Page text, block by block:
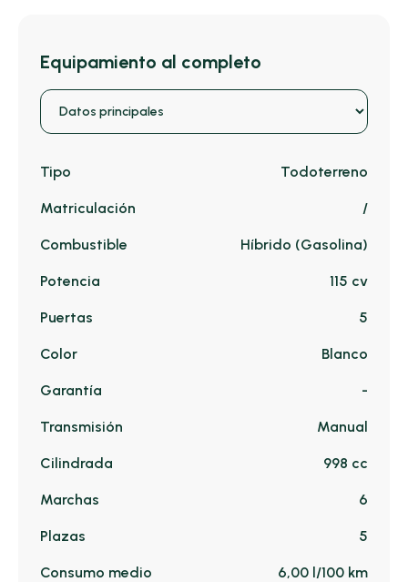
Equipamiento al completo
Tipo Todoterreno
Matriculación /
Combustible Híbrido (Gasolina)
Potencia 115 cv
Puertas 5
Color Blanco
Garantía -
Transmisión Manual
Cilindrada 998 cc
Marchas 6
Plazas 5
Consumo medio 6,00 l/100 km